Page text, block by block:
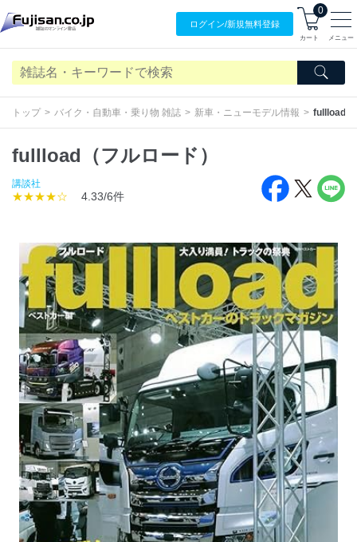
ログイン/新規無料登録
0
カート メニュー
トップ バイク・自動車・乗り物 雑誌 新車・ニューモデル情報 fullload（
fullload（フルロード）
講談社
★★★★☆ 4.33/6件